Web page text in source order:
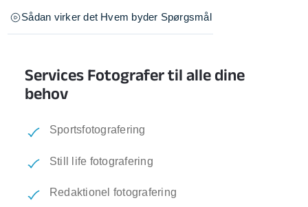
Sådan virker det Hvem byder Spørgsmål
Services Fotografer til alle dine
behov
Sportsfotografering
Still life fotografering
Redaktionel fotografering